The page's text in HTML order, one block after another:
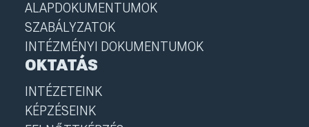
ALAPDOKUMENTUMOK
SZABÁLYZATOK
INTÉZMÉNYI DOKUMENTUMOK
OKTATÁS
INTÉZETEINK
KÉPZÉSEINK